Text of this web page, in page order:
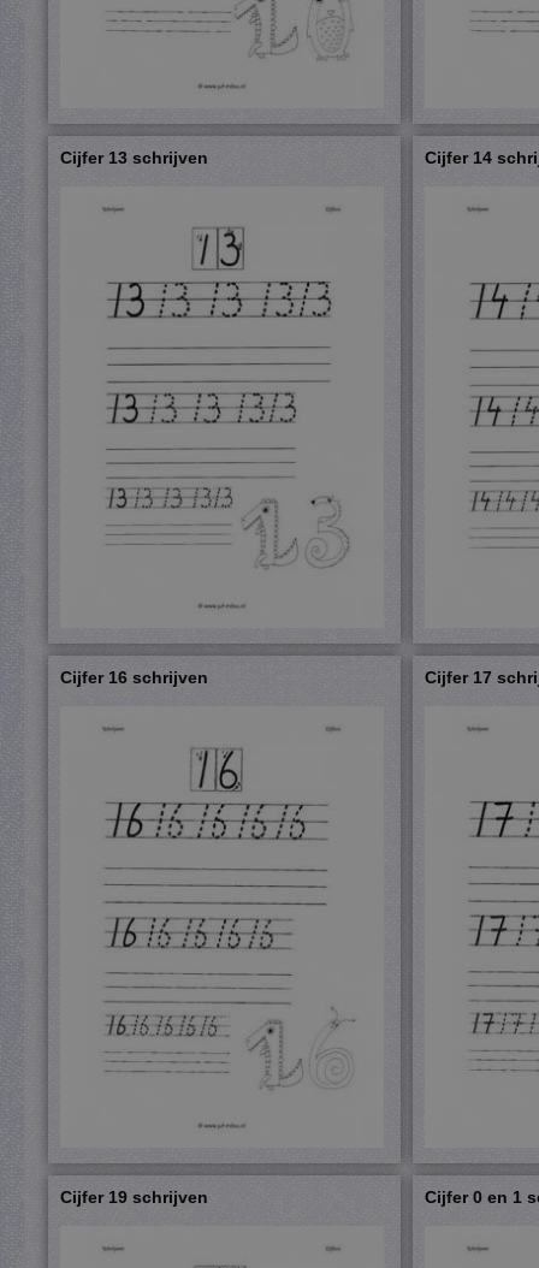
Cijfer 13 schrijven Cijfer 14
Cijfer 16 schrijven Cijfer 17
Cijfer 19 schrijven Cijfer 0 en 1